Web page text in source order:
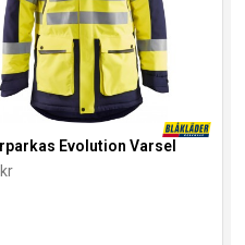
Evolution Varsel